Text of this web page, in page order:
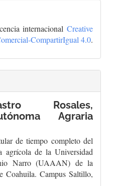
internacional Creative
CompartirIgual 4.0.
Rosales,
Agraria
de tiempo completo del
agrícola de la Universidad
Narro (UAAAN) de la
Coahuila. Campus Saltillo,